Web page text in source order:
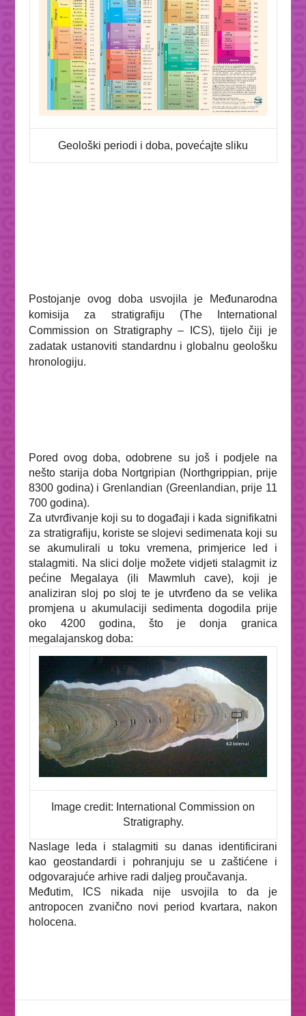
Geološki periodi i doba, povećajte sliku
Postojanje ovog doba usvojila je Međunarodna
komisija za stratigrafiju (The
International
Commission on Stratigraphy –
ICS), tijelo čiji je
zadatak ustanoviti standardnu i globalnu geološku
hronologiju.
Pored ovog doba, odobrene su još i podjele na
nešto starija doba Nortgripian (Northgrippian, prije
8300 godina) i Grenlandian (Greenlandian, prije 11
700 godina).
Za utvrđivanje koji su to događaji i kada signifikatni
za stratigrafiju, koriste se slojevi sedimenata koji su
se akumulirali u toku vremena, primjerice led i
stalagmiti. Na slici dolje možete vidjeti stalagmit iz
pećine Megalaya (ili Mawmluh cave), koji je
analiziran sloj po sloj te je utvrđeno da se velika
promjena u akumulaciji sedimenta dogodila prije
oko 4200 godina, što je donja granica
megalajanskog doba:
Image credit: International Commission on
Stratigraphy.
Naslage leda i stalagmiti su danas identificirani
kao geostandardi i pohranjuju se u zaštićene i
odgovarajuće arhive radi daljeg proučavanja.
Međutim, ICS nikada nije usvojila to da je
antropocenzvanično novi period kvartara, nakon
holocena.